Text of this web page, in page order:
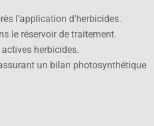
l’application d’herbicides.
le réservoir de traitement.
herbicides.
un bilan photosynthétique